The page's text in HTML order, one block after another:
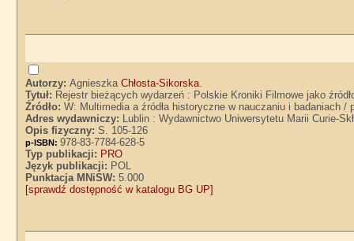
Autorzy:AgnieszkaChłosta-Sikorska.
Tytuł: Rejestr bieżących wydarzeń : Polskie Kroniki Filmowe jako
Źródło:W: Multimedia a źródła historyczne w nauczaniu i badaniach
Adres wydawniczy: Lublin : Wydawnictwo Uniwersytetu Marii Curie-
Opis fizyczny:S. 105-126
p-ISBN:978-83-7784-628-5
Typ publikacji: PRO
Język publikacji: POL
Punktacja MNiSW:5.000
[sprawdź dostępność w katalogu BG UP]